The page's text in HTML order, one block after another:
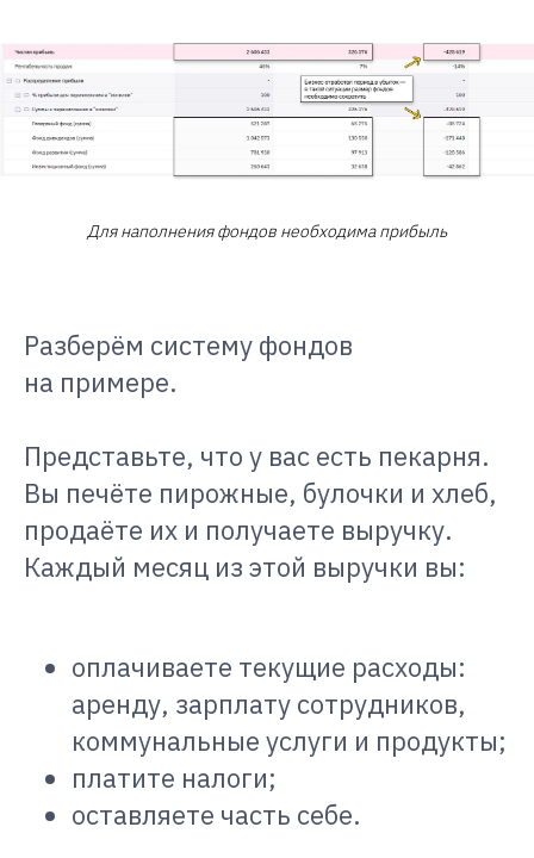
Для наполнения фондов необходима прибыль
Разберём систему фондов
на примере.
Представьте, что у вас есть пекарня.
Вы печёте пирожные, булочки и хлеб,
продаёте их и получаете выручку.
Каждый месяц из этой выручки вы:
оплачиваете текущие расходы:
аренду, зарплату сотрудников,
коммунальные услуги и продукты;
платите налоги;
оставляете часть себе.